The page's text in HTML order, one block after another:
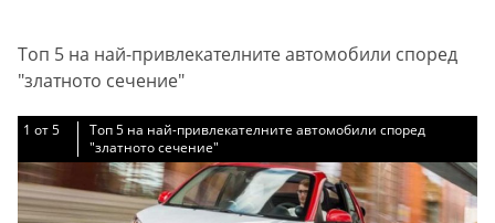
Топ 5 на най-привлекателните автомобили според
"златното сечение"
1 от5
Топ 5 на най-привлекателните автомобили според
"златното сечение"
1 от5
Топ 5 на най-привлекателните автомобили според
"златното сечение"
1 от5
Топ 5 на най-привлекателните автомобили според
"златното сечение"
1 от5
Топ 5 на най-привлекателните автомобили според
"златното сечение"
1 от5
Топ 5 на най-привлекателните автомобили според
"златното сечение"